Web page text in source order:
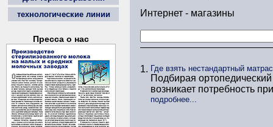
технологические линии
Пресса о нас
Интернет - магазины
1. Где взять нестандартный
Подбирая
возникает потребность
подробнее...